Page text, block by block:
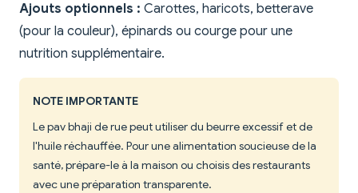
Ajouts optionnels : Carottes, haricots, betterave
(pour la couleur), épinards ou courge pour une
nutrition supplémentaire.
NOTE IMPORTANTE
Le pav bhaji de rue peut utiliser du beurre excessif et de
l'huile réchauffée. Pour une alimentation soucieuse de la
santé, prépare-le à la maison ou choisis des restaurants
avec une préparation transparente.